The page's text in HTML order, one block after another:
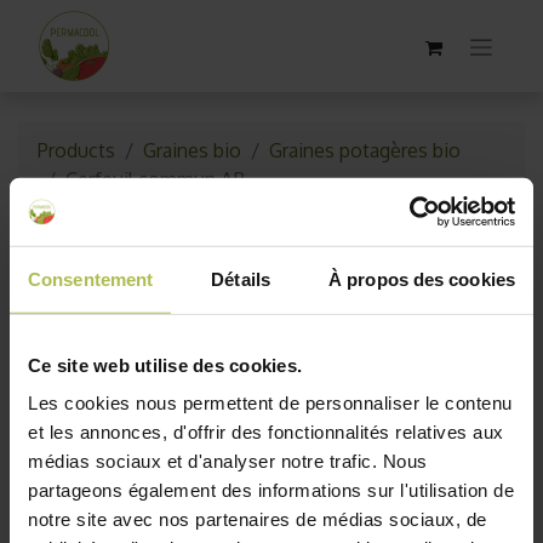
Consentement Détails À propos des cookies
Ce site web utilise des cookies.
Les cookies nous permettent de personnaliser le contenu
et les annonces, d'offrir des fonctionnalités relatives aux
médias sociaux et d'analyser notre trafic. Nous
partageons également des informations sur l'utilisation de
notre site avec nos partenaires de médias sociaux, de
Products Graines bio
Graines potagères bio
Cerfeuil commun AB